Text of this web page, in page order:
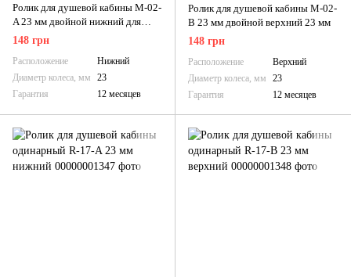
Ролик для душевой кабины M-02-
A 23 мм двойной нижний для
душевой кабины
148 грн
Расположение
Нижний
Диаметр колеса, мм
23
Гарантия
12 месяцев
Ролик для душевой кабины M-02-
В 23 мм двойной верхний 23 мм
148 грн
Расположение
Верхний
Диаметр колеса, мм
23
Гарантия
12 месяцев